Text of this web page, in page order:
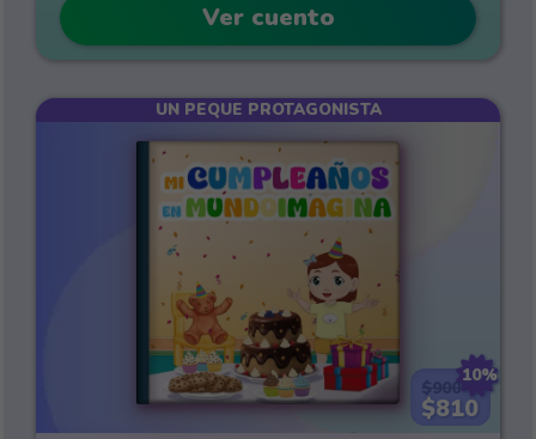
Ver cuento
10%
$900
$810
UN PEQUE PROTAGONISTA